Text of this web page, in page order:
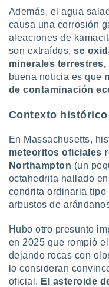
Además, el agua
causa una corrosión
aleaciones de
son extraídos,se
minerales terrestres,
buena noticia es que
de contaminación
Contexto
En Massachusetts,
meteoritos oficiales
Northampton (un
octahedrita hallado
condrita ordinaria tipo
arbustos de
Hubo otro presunto
en 2025 que rompió
dejando rocas con
lo consideran
oficial. El asteroide